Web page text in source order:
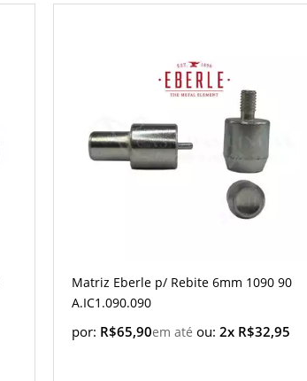
Matriz Eberle p/ Rebite 6mm 1090 90
A.IC1.090.090
por: R$65,90 ou: 2x R$32,95